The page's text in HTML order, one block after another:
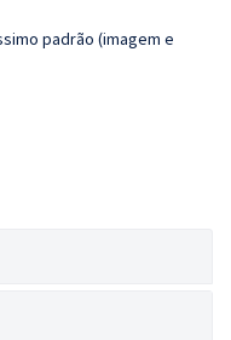
padrão (imagem e